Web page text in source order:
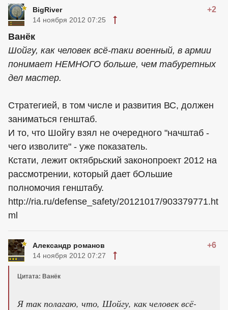
BigRiver +2
14 ноября 2012 07:25
Ванёк
Шойгу, как человек всё-таки военный, в армии
понимает НЕМНОГО больше, чем табуретных
дел мастер.
Стратегией, в том числе и развития ВС, должен
заниматься генштаб.
И то, что Шойгу взял не очередного "начштаб -
чего изволите" - уже показатель.
Кстати, лежит октябрьский законопроект 2012 на
рассмотрении, который дает бОльшие
полномочия генштабу.
http://ria.ru/defense_safety/20121017/903379771.ht
ml
Александр романов +6
14 ноября 2012 07:27
Цитата: Ванёк
Я так полагаю, что, Шойгу, как человек всё-